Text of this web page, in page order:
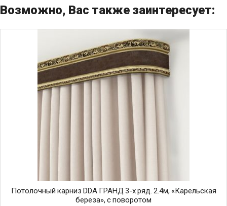
Возможно, Вас также заинтересует:
Потолочный карниз DDA ГРАНД 3-х ряд. 2.4м, «Карельская
береза», с поворотом